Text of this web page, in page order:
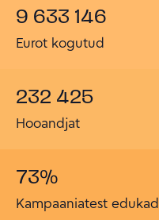
9 633 146
Eurot kogutud
232 425
Hooandjat
73%
Kampaaniatest edukad